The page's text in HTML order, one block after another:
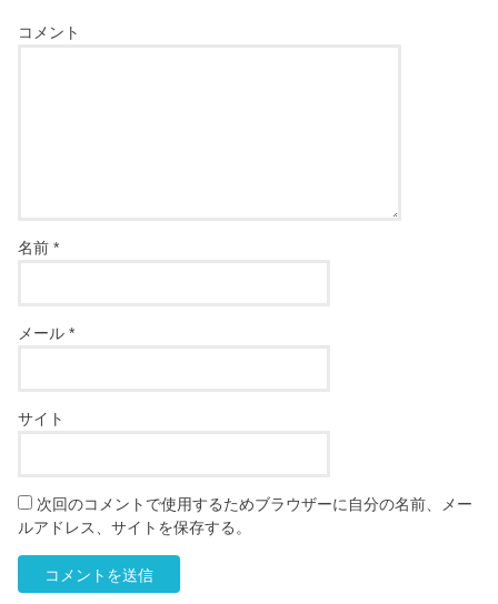
コメント
名前*
メール*
サイト
次回のコメントで使用するためブラウザーに自分の名前、メー
ルアドレス、サイトを保存する。